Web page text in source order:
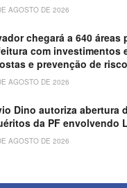
AGOSTO DE 2026
chegará a 640 áreas
com investimentos
e prevenção de
AGOSTO DE 2026
Dino autoriza abertura
da PF envolvendo
AGOSTO DE 2026